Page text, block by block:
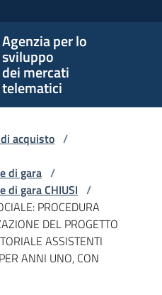
Agenzia per lo
sviluppo
dei mercati
telematici
acquisto /
di gara /
gara CHIUSI /
PROCEDURA
DEL PROGETTO
ASSISTENTI
ANNI UNO, CON